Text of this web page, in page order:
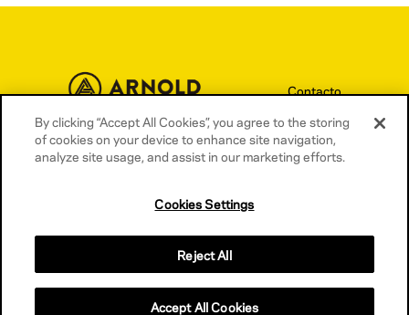
Contacto
Términos y condiciones
Política de privacidad
By clicking “Accept All Cookies”, you agree to the storing
of cookies on your device to enhance site navigation,
analyze site usage, and assist in our marketing efforts.
Cookies Settings
Reject All
Accept All Cookies